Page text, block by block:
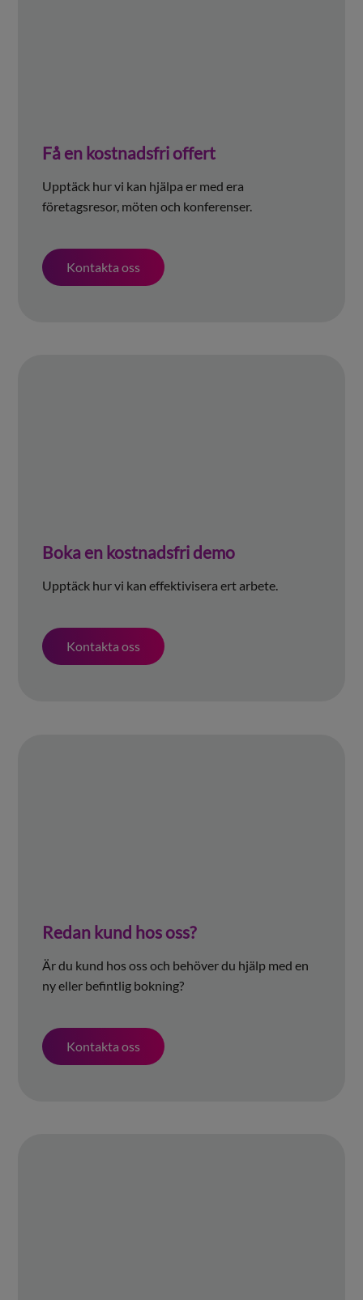
Få en kostnadsfri offert
Upptäck hur vi kan hjälpa er med era
företagsresor, möten och konferenser.
Kontakta oss
Boka en kostnadsfri demo
Upptäck hur vi kan effektivisera ert arbete.
Kontakta oss
Redan kund hos oss?
Är du kund hos oss och behöver du hjälp med en
ny eller befintlig bokning?
Kontakta oss